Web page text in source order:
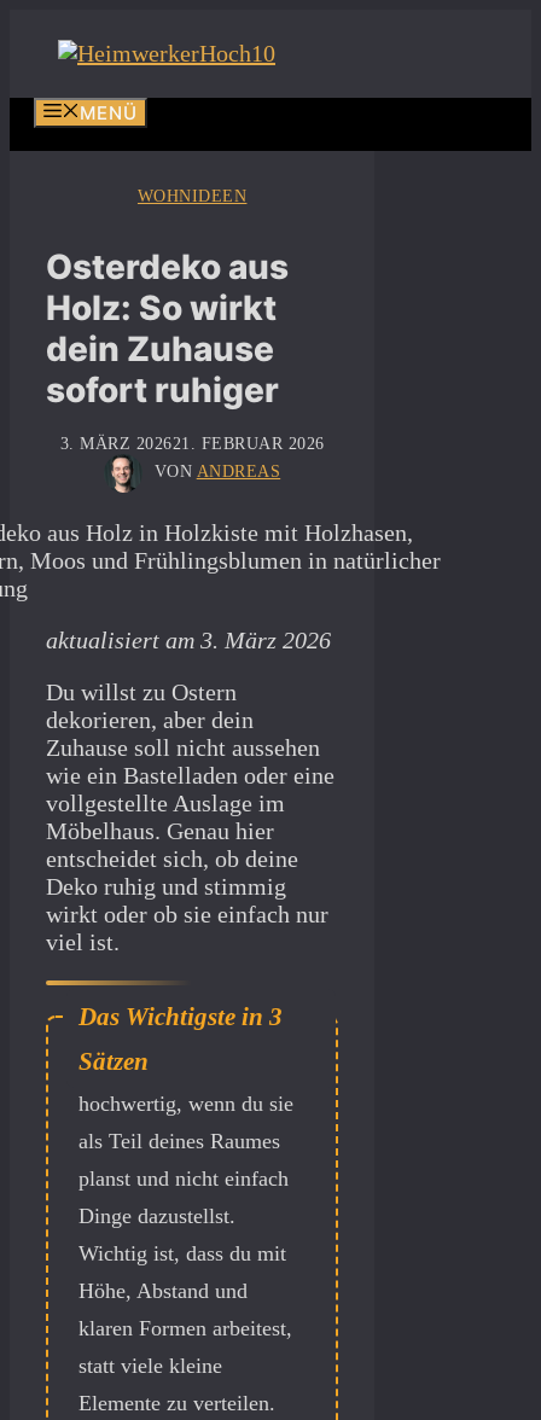
Inhalt
MENÜ
WOHNIDEEN
Osterdeko aus
Holz: So wirkt
dein Zuhause
sofort ruhiger
3. MÄRZ 202621. FEBRUAR 2026
VON ANDREAS
aktualisiert am 3. März 2026
Du willst zu Ostern
dekorieren, aber dein
Zuhause soll nicht aussehen
wie ein Bastelladen oder eine
vollgestellte Auslage im
Möbelhaus. Genau hier
entscheidet sich, ob deine
Deko ruhig und stimmig
wirkt oder ob sie einfach nur
viel ist.
Osterdeko
hochwertig, wenn du sie
als Teil deines Raumes
planst und nicht einfach
Dinge dazustellst.
Wichtig ist, dass du mit
Höhe, Abstand und
klaren Formen arbeitest,
statt viele kleine
Elemente zu verteilen.